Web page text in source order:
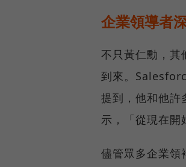
企業領導者
不只黃仁勳，其
到來。
提到，他和他許
示，「從現在開
儘管眾多企業領